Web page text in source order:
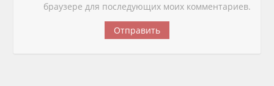
браузере для последующих моих комментариев.